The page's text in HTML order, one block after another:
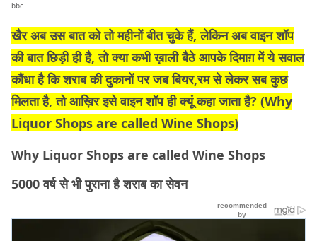
bbc
खैर अब उस बात को तो महीनों बीत चुके हैं, लेकिन अब वाइन शॉप
की बात छिड़ी ही है, तो क्या कभी ख़ाली बैठे आपके दिमाग़ में ये सवाल
कौंधा है कि शराब की दुकानों पर जब बियर,रम से लेकर सब कुछ
मिलता है, तो आख़िर इसे वाइन शॉप ही क्यूं कहा जाता है? (Why
Liquor Shops are called Wine Shops)
Why Liquor Shops are called Wine Shops
5000 वर्ष से भी पुराना है शराब का सेवन